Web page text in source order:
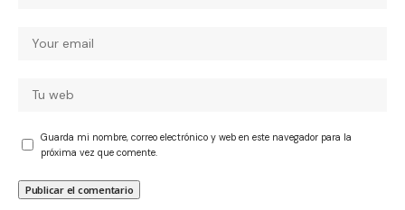
Guarda mi nombre, correo electrónico y web en este navegador para la
próxima vez que comente.